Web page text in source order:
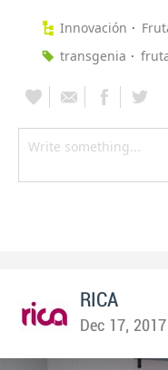
Innovación
transgenia
RICA
Dec 17,